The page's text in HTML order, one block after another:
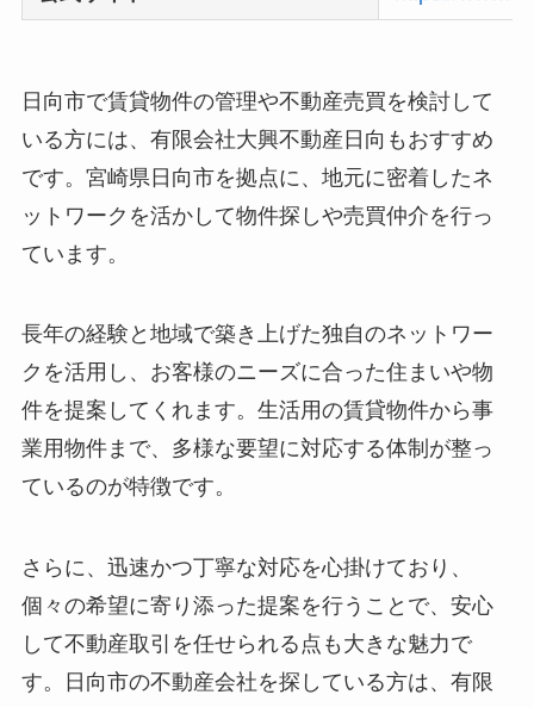
日向市で賃貸物件の管理や不動産売買を検討して
いる方には、有限会社大興不動産日向もおすすめ
です。宮崎県日向市を拠点に、地元に密着したネ
ットワークを活かして物件探しや売買仲介を行っ
ています。
長年の経験と地域で築き上げた独自のネットワー
クを活用し、お客様のニーズに合った住まいや物
件を提案してくれます。生活用の賃貸物件から事
業用物件まで、多様な要望に対応する体制が整っ
ているのが特徴です。
さらに、迅速かつ丁寧な対応を心掛けており、
個々の希望に寄り添った提案を行うことで、安心
して不動産取引を任せられる点も大きな魅力で
す。日向市の不動産会社を探している方は、有限